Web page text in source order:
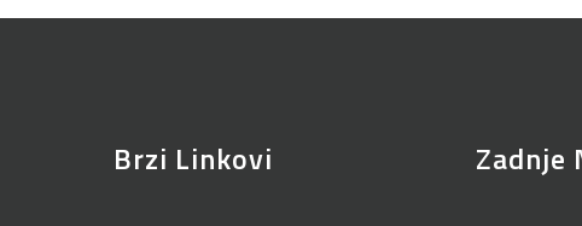
Brzi Linkovi Zadnje